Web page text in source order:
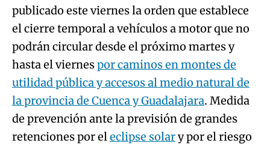
publicado este viernes la orden que establece
el cierre temporal a vehículos a motor que no
podrán circular desde el próximo martes y
hasta el viernespor caminos en montes de
utilidad pública y accesos al medio natural de
la provincia de Cuenca y Guadalajara. Medida
de prevención ante la previsión de grandes
retenciones por eleclipse solary por el riesgo